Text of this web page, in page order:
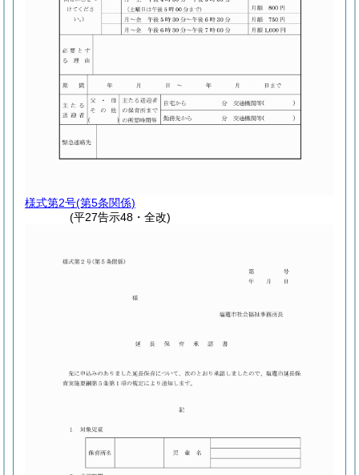
様式第2号(第5条関係)
(平27告示48・全改)